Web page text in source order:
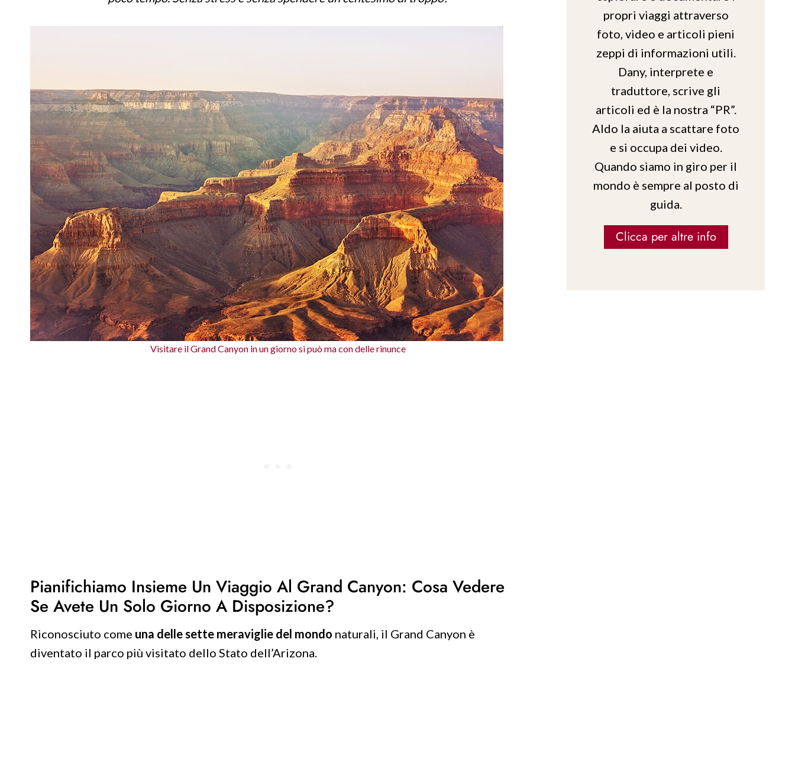
Visitare il Grand Canyon in un giorno si può ma con delle rinunce
Pianifichiamo Insieme Un Viaggio Al Grand Canyon: Cosa Vedere
Se Avete Un Solo Giorno A Disposizione?
Riconosciuto come una delle sette meraviglie del mondo naturali, il Grand Canyon è
diventato il parco più visitato dello Stato dell’Arizona.
propri viaggi attraverso
foto, video e articoli pieni
zeppi di informazioni utili.
Dany, interprete e
traduttore, scrive gli
articoli ed è la nostra “PR”.
Aldo la aiuta a scattare foto
e si occupa dei video.
Quando siamo in giro per il
mondo è sempre al posto di
guida.
Clicca per altre info